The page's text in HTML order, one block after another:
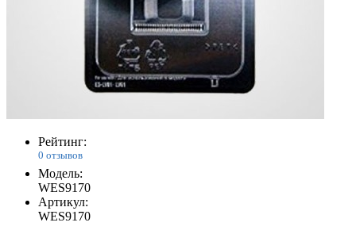
Рейтинг:
0 отзывов
Модель:
WES9170
Артикул:
WES9170